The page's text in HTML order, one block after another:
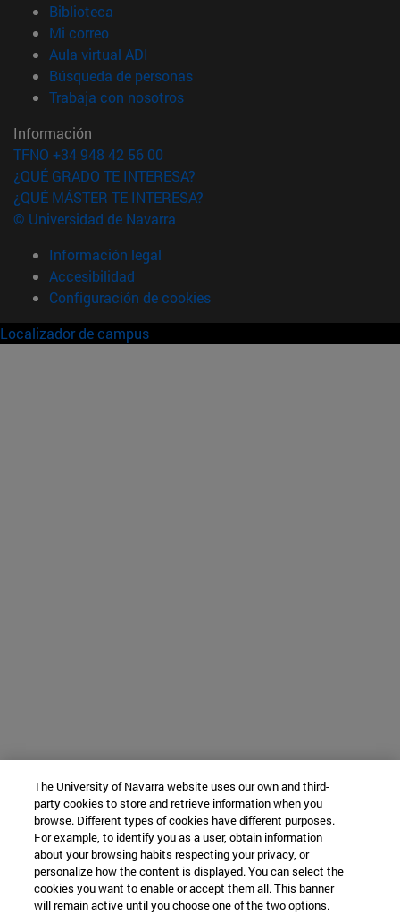
Biblioteca
Mi correo(abre en nueva ventana)
Aula virtual ADI
Búsqueda de personas(abre en nueva ventana)
Trabaja con nosotros(abre en nueva ventana)
Información
TFNO +34 948 42 56 00
¿QUÉ GRADO TE INTERESA?
¿QUÉ MÁSTER TE INTERESA?
© Universidad de Navarra
Información legal
Accesibilidad
Configuración de cookies
Localizador de campus
The University of Navarra website uses our own and third-
party cookies to store and retrieve information when you
browse. Different types of cookies have different purposes.
For example, to identify you as a user, obtain information
about your browsing habits respecting your privacy, or
personalize how the content is displayed. You can select the
cookies you want to enable or accept them all. This banner
will remain active until you choose one of the two options.